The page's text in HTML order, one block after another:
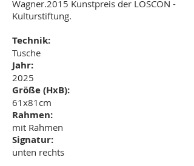
Wagner.2015 Kunstpreis der LOSCON -
Kulturstiftung.
Technik:
Tusche
Jahr:
2025
Größe (HxB):
61x81cm
Rahmen:
mit Rahmen
Signatur:
unten rechts